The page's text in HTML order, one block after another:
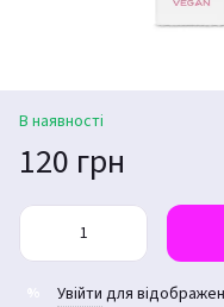
В наявності
120 грн
Увійти для